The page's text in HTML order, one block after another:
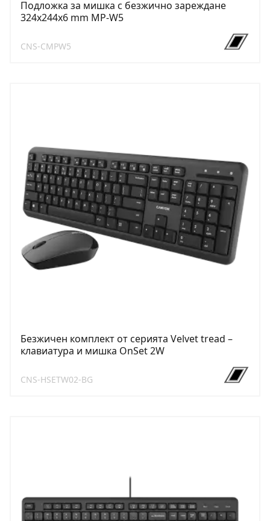
Подложка за мишка с безжично зареждане
324x244x6 mm MP-W5
CNS-CMPW5
Безжичен комплект от серията Velvet tread –
клавиатура и мишка OnSet 2W
CNS-HSETW02-BG